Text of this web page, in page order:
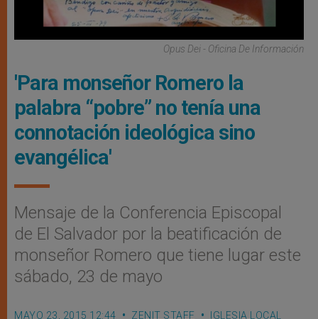
Opus Dei - Oficina De Información
'Para monseñor Romero la
palabra “pobre” no tenía una
connotación ideológica sino
evangélica'
Mensaje de la Conferencia Episcopal
de El Salvador por la beatificación de
monseñor Romero que tiene lugar este
sábado, 23 de mayo
MAYO 23, 2015 12:44 ZENIT STAFF IGLESIA LOCAL